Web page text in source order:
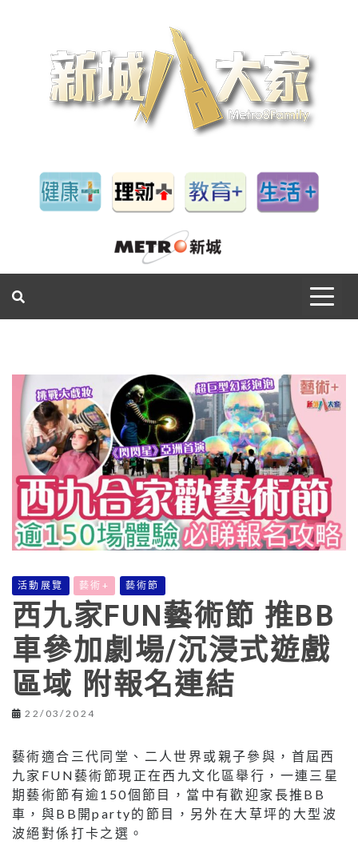
活動展覽 藝術+ 藝術節
西九家FUN藝術節 推BB
車參加劇場/沉浸式遊戲
區域 附報名連結
22/03/2024
藝術適合三代同堂、二人世界或親子參與，首屆西
九家FUN藝術節現正在西九文化區舉行，一連三星
期藝術節有逾150個節目，當中有歡迎家長推BB
車，與BB開party的節目，另外在大草坪的大型波
波絕對係打卡之選。